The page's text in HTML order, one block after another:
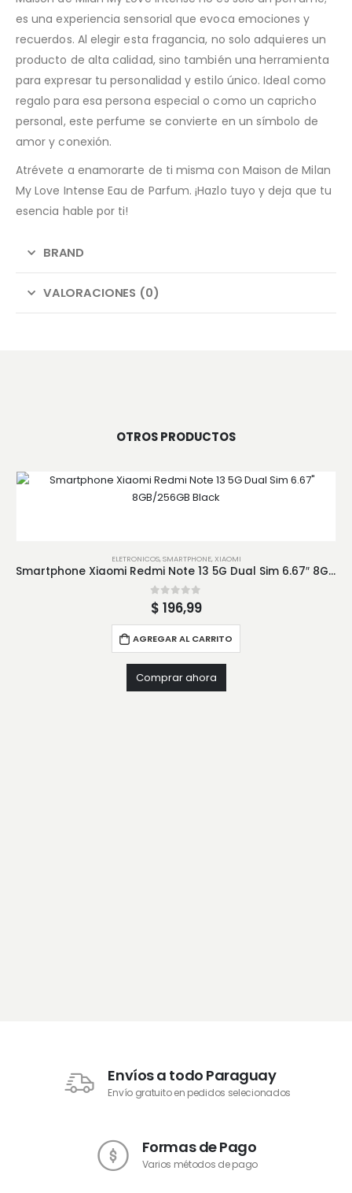
es una experiencia sensorial que evoca emociones y
recuerdos. Al elegir esta fragancia, no solo adquieres un
producto de alta calidad, sino también una herramienta
para expresar tu personalidad y estilo único. Ideal como
regalo para esa persona especial o como un capricho
personal, este perfume se convierte en un símbolo de
amor y conexión.
Atrévete a enamorarte de ti misma con Maison de Milan
My Love Intense Eau de Parfum. ¡Hazlo tuyo y deja que tu
esencia hable por ti!
BRAND
VALORACIONES (0)
OTROS PRODUCTOS
ELETRONICOS,SMARTPHONE,XIAOMI
Smartphone Xiaomi Redmi Note 13 5G Dual Sim 6.67″ 8GB/256GB Black
0out of 5
$ 196,99
AGREGAR AL CARRITO
Comprar ahora
Envíos a todo Paraguay
Envío gratuito en pedidos selecionados
Formas de Pago
Varios métodos de pago